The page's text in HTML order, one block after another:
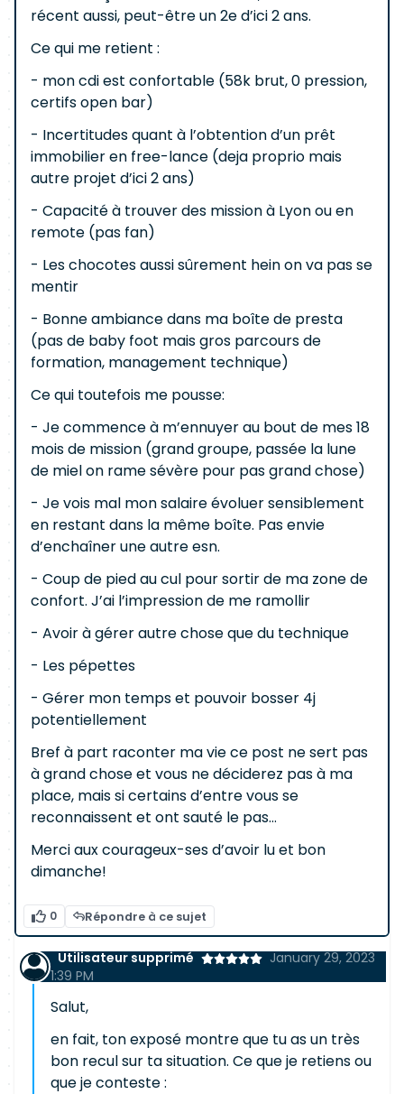
récent aussi, peut-être un 2e d’ici 2 ans.
Ce qui me retient :
- mon cdi est confortable (58k brut, 0 pression,
certifs open bar)
- Incertitudes quant à l’obtention d’un prêt
immobilier en free-lance (deja proprio mais
autre projet d’ici 2 ans)
- Capacité à trouver des mission à Lyon ou en
remote (pas fan)
- Les chocotes aussi sûrement hein on va pas se
mentir
- Bonne ambiance dans ma boîte de presta
(pas de baby foot mais gros parcours de
formation, management technique)
Ce qui toutefois me pousse:
- Je commence à m’ennuyer au bout de mes 18
mois de mission (grand groupe, passée la lune
de miel on rame sévère pour pas grand chose)
- Je vois mal mon salaire évoluer sensiblement
en restant dans la même boîte. Pas envie
d’enchaîner une autre esn.
- Coup de pied au cul pour sortir de ma zone de
confort. J’ai l’impression de me ramollir
- Avoir à gérer autre chose que du technique
- Les pépettes
- Gérer mon temps et pouvoir bosser 4j
potentiellement
Bref à part raconter ma vie ce post ne sert pas
à grand chose et vous ne déciderez pas à ma
place, mais si certains d’entre vous se
reconnaissent et ont sauté le pas…
Merci aux courageux-ses d’avoir lu et bon
dimanche!
0 Répondre à ce sujet
Utilisateur supprimé
January 29, 2023
1:39 PM
Salut,
en fait, ton exposé montre que tu as un très
bon recul sur ta situation. Ce que je retiens ou
que je conteste :